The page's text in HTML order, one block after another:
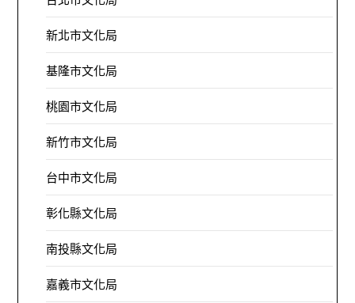
新北市文化局
基隆市文化局
桃園市文化局
新竹市文化局
台中市文化局
彰化縣文化局
南投縣文化局
嘉義市文化局